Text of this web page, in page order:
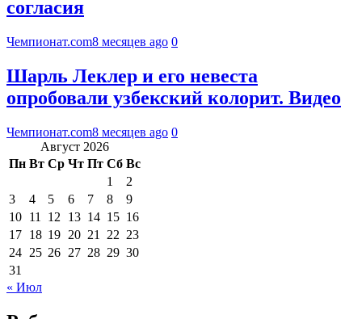
согласия
Чемпионат.com8 месяцев ago 0
Шарль Леклер и его невеста
опробовали узбекский колорит. Видео
Чемпионат.com8 месяцев ago 0
Август 2026
Пн Вт Ср Чт Пт Сб Вс
1
2
3
4 5 6 7 8
9
10 11 12 13 14 15 16
17 18 19 20 21 22 23
24 25 26 27 28 29 30
31
« Июл